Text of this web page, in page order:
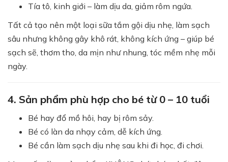
Tía tô, kinh giới – làm dịu da, giảm rôm ngứa.
Tất cả tạo nên một loại sữa tắm gội dịu nhẹ, làm sạch
sâu nhưng không gây khô rát, không kích ứng – giúp bé
sạch sẽ, thơm tho, da mịn như nhung, tóc mềm nhẹ mỗi
ngày.
4. Sản phẩm phù hợp cho bé từ 0 – 10 tuổi
Bé hay đổ mồ hôi, hay bị rôm sảy.
Bé có làn da nhạy cảm, dễ kích ứng.
Bé cần làm sạch dịu nhẹ sau khi đi học, đi chơi.